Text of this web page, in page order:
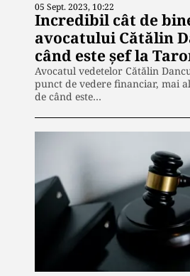
05 Sept. 2023, 10:22
Incredibil cât de
avocatului Cătălin
când este șef la
Avocatul vedetelor Cătălin
punct de vedere financiar, mai
de când este…